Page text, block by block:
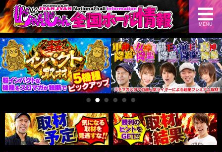
MENU